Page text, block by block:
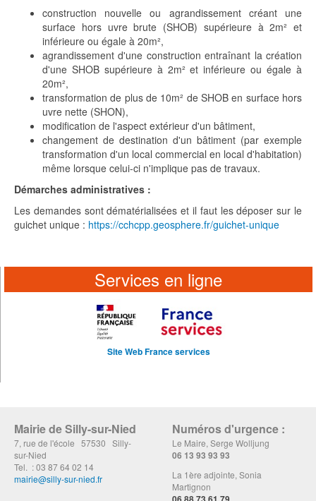
construction nouvelle ou agrandissement créant une
surface hors uvre brute (SHOB) supérieure à 2m² et
inférieure ou égale à 20m²,
agrandissement d'une construction entraînant la création
d'une SHOB supérieure à 2m² et inférieure ou égale à
20m²,
transformation de plus de 10m² de SHOB en surface hors
uvre nette (SHON),
modification de l'aspect extérieur d'un bâtiment,
changement de destination d'un bâtiment (par exemple
transformation d'un local commercial en local d'habitation)
même lorsque celui-ci n'implique pas de travaux.
Démarches administratives :
Les demandes sont dématérialisées et il faut les déposer sur le
guichet unique : https://cchcpp.geosphere.fr/guichet-unique
Services en ligne
Site Web France services
Mairie de Silly-sur-Nied
7, rue de l'école 57530 Silly-
sur-Nied
Tel. : 03 87 64 02 14
mairie@silly-sur-nied.fr
Numéros d'urgence :
Le Maire, Serge Wolljung
06 13 93 93 93
La 1ère adjointe, Sonia
Martignon